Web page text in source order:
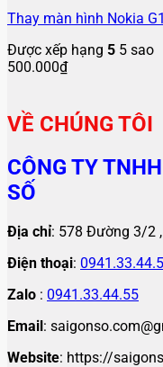
Thay màn hình Nokia
Được xếp hạng 5 5 sao
500.000₫
VỀ CHÚNG TÔI
CÔNG TY
SỐ
Địa chỉ: 578 Đường 3/2
Điện thoại:
Zalo : 0941.33.44.55
Email:
Website: https://